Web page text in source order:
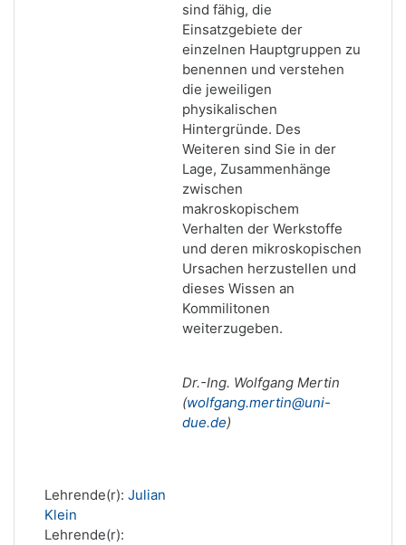
sind fähig, die
Einsatzgebiete der
einzelnen Hauptgruppen zu
benennen und verstehen
die jeweiligen
physikalischen
Hintergründe. Des
Weiteren sind Sie in der
Lage, Zusammenhänge
zwischen
makroskopischem
Verhalten der Werkstoffe
und deren mikroskopischen
Ursachen herzustellen und
dieses Wissen an
Kommilitonen
weiterzugeben.
Dr.-Ing. Wolfgang Mertin
(wolfgang.mertin@uni-
due.de)
Lehrende(r): Julian
Klein
Lehrende(r):